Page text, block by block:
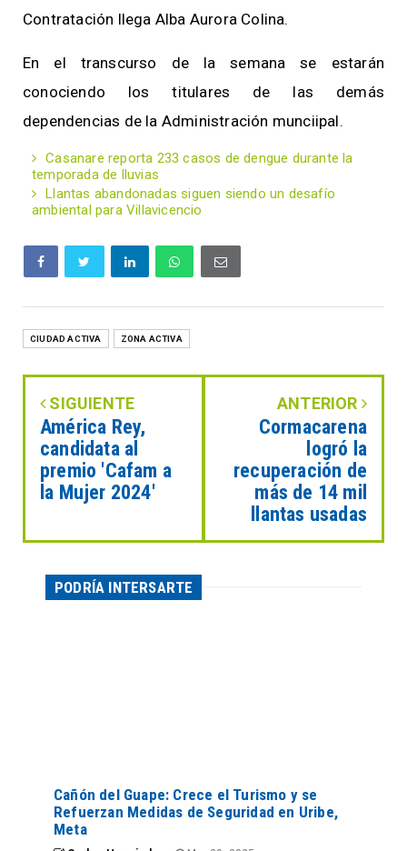
Contratación llega Alba Aurora Colina.
En el transcurso de la semana se estarán
conociendo los titulares de las demás
dependencias de la Administración munciipal.
Casanare reporta 233 casos de dengue durante la
temporada de lluvias
Llantas abandonadas siguen siendo un desafío
ambiental para Villavicencio
CIUDAD ACTIVA ZONA ACTIVA
SIGUIENTE
América Rey,
candidata al
premio 'Cafam a
la Mujer 2024'
ANTERIOR
Cormacarena
logró la
recuperación de
más de 14 mil
llantas usadas
PODRÍA INTERSARTE
Cañón del Guape: Crece el Turismo y se
Refuerzan Medidas de Seguridad en Uribe,
Meta